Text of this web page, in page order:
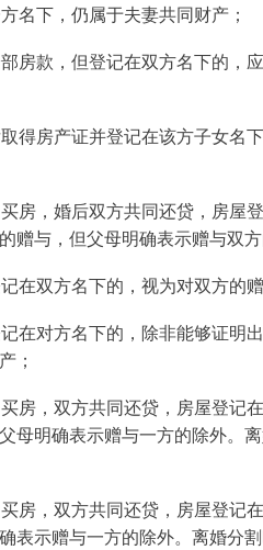
名下，仍属于夫妻共同财产；
房款，但登记在双方名下的，
得房产证并登记在该方子女名
房，婚后双方共同还贷，房屋
赠与，但父母明确表示赠与双方
在双方名下的，视为对双方的
在对方名下的，除非能够证明
；
房，双方共同还贷，房屋登记
母明确表示赠与一方的除外。
房，双方共同还贷，房屋登记
表示赠与一方的除外。离婚分